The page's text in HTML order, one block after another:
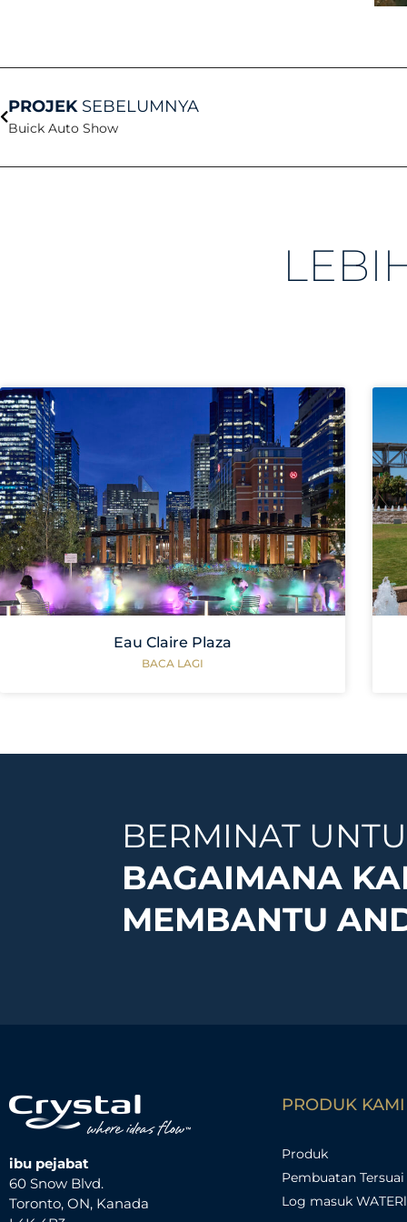
PROJEKSEBELUMNYA
Buick Auto Show
Eau Claire Plaza
BACA LAGI
BERMINAT
BAGAIMANA
MEMBANTU
ibu pejabat
60 Snow Blvd.
Toronto, ON, Kanada
PRODUK KAMI
Produk
Pembuatan Tersuai
Log masuk